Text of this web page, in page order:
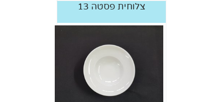
צלוחית פסטה 13